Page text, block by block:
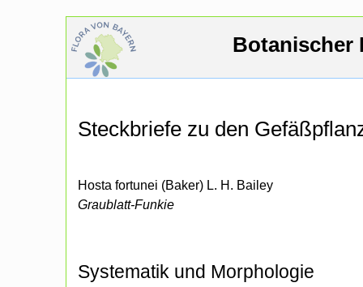
Botanischer
Steckbriefe zu den
Hosta fortunei (Baker) L. H. Bailey
Graublatt-Funkie
Systematik und Morphologie